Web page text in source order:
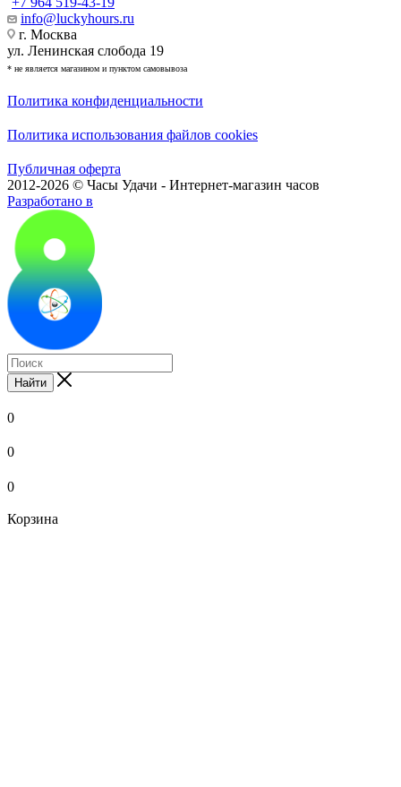
info@luckyhours.ru
г. Москва
ул. Ленинская слобода 19
* не является магазином и пунктом самовывоза
Политика конфиденциальности
Политика использования файлов cookies
Публичная оферта
2012-2026 © Часы Удачи - Интернет-магазин часов
Разработано в
Найти
0
0
0
Корзина